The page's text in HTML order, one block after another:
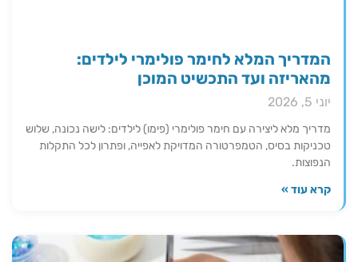
המדריך המלא לחימר פולימרי לילדים:
מהאריזה ועד התכשיט המוכן
יוני 5, 2026
מדריך מלא ליצירה עם חימר פולימרי (פימו) לילדים: לישה נכונה, שלוש
טכניקות בסיס, הטמפרטורה המדויקת לאפייה, ופתרון לכל התקלות
הנפוצות.
קרא עוד »